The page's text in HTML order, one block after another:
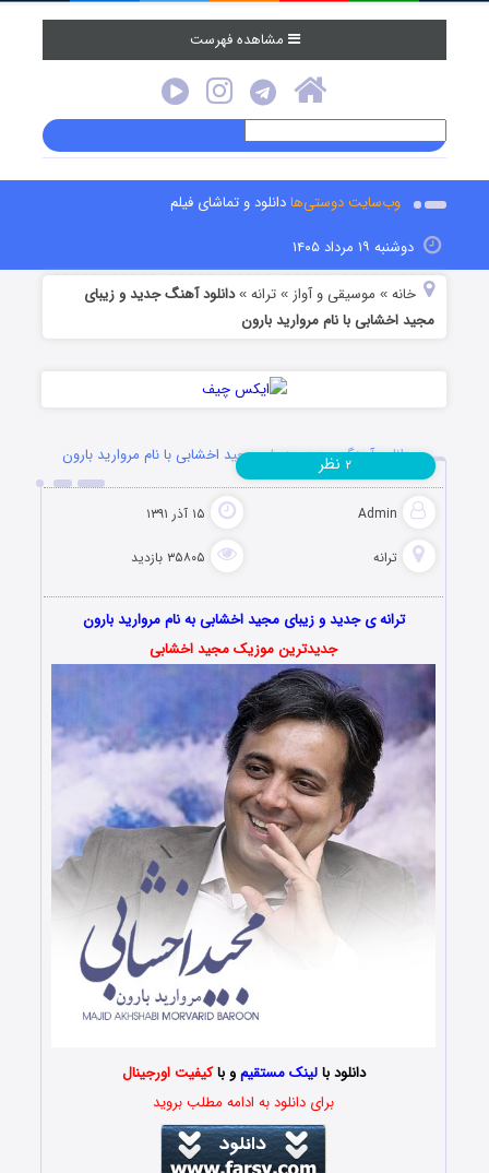
مشاهده فهرست
وب‌سایت دوستی‌هادانلود و تماشای فیلم
دوشنبه ۱۹ مرداد ۱۴۰۵
خانه » موسیقی و آواز »ترانه »دانلود آهنگ جدید و زیبای
مجید اخشابی با نام مروارید بارون
دانلود آهنگ جدید و زیبای مجید اخشابی با نام مروارید بارون
Admin ۱۵ آذر ۱۳۹۱
ترانه ۳۵۸۰۵ بازدید
۲ نظر
ترانه ی جدید و زیبای مجید اخشابی به نام مروارید بارون
جدیدترین موزیک مجید اخشابی
دانلود بالینک مستقیمو با کیفیت اورجینال
برای دانلود به ادامه مطلب بروید